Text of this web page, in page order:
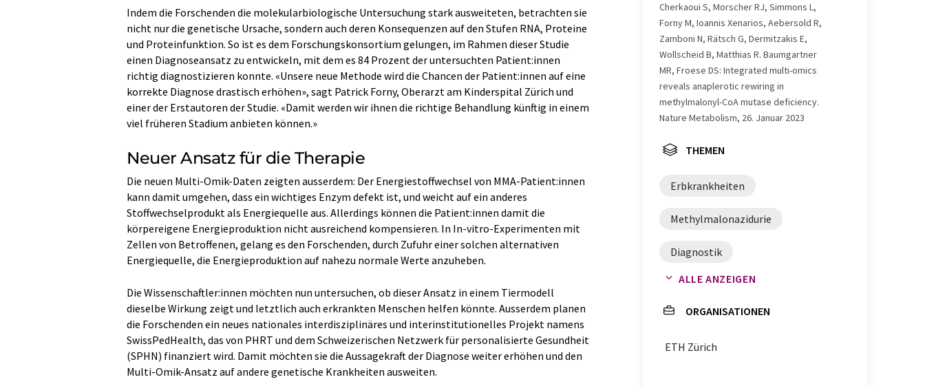
Indem die Forschenden die molekularbiologische Untersuchung stark ausweiteten, betrachten sie
nicht nur die genetische Ursache, sondern auch deren Konsequenzen auf den Stufen RNA, Proteine
und Proteinfunktion. So ist es dem Forschungskonsortium gelungen, im Rahmen dieser Studie
einen Diagnoseansatz zu entwickeln, mit dem es 84 Prozent der untersuchten Patient:innen
richtig diagnostizieren konnte. «Unsere neue Methode wird die Chancen der Patient:innen auf eine
korrekte Diagnose drastisch erhöhen», sagt Patrick Forny, Oberarzt am Kinderspital Zürich und
einer der Erstautoren der Studie. «Damit werden wir ihnen die richtige Behandlung künftig in einem
viel früheren Stadium anbieten können.»
Neuer Ansatz für die Therapie
Die neuen Multi-​Omik-Daten zeigten ausserdem: Der Energiestoffwechsel von MMA-​Patient:innen
kann damit umgehen, dass ein wichtiges Enzym defekt ist, und weicht auf ein anderes
Stoffwechselprodukt als Energiequelle aus. Allerdings können die Patient:innen damit die
körpereigene Energieproduktion nicht ausreichend kompensieren. In In-​vitro-Experimenten mit
Zellen von Betroffenen, gelang es den Forschenden, durch Zufuhr einer solchen alternativen
Energiequelle, die Energieproduktion auf nahezu normale Werte anzuheben.
Die Wissenschaftler:innen möchten nun untersuchen, ob dieser Ansatz in einem Tiermodell
dieselbe Wirkung zeigt und letztlich auch erkrankten Menschen helfen könnte. Ausserdem planen
die Forschenden ein neues nationales interdisziplinäres und interinstitutionelles Projekt namens
SwissPedHealth, das von PHRT und dem Schweizerischen Netzwerk für personalisierte Gesundheit
(SPHN) finanziert wird. Damit möchten sie die Aussagekraft der Diagnose weiter erhöhen und den
Multi-​Omik-Ansatz auf andere genetische Krankheiten ausweiten.
Cherkaoui S, Morscher RJ, Simmons L,
Forny M, Ioannis Xenarios, Aebersold R,
Zamboni N, Rätsch G, Dermitzakis E,
Wollscheid B, Matthias R. Baumgartner
MR, Froese DS: Integrated multi-omics
reveals anaplerotic rewiring in
methylmalonyl-CoA mutase deficiency.
Nature Metabolism, 26. Januar 2023
THEMEN
Erbkrankheiten
Methylmalonazidurie
Diagnostik
Stoffwechselkrankheiten
seltene Krankheiten
Multi-Omics-Analysen
ALLE ANZEIGEN
ORGANISATIONEN
ETH Zürich